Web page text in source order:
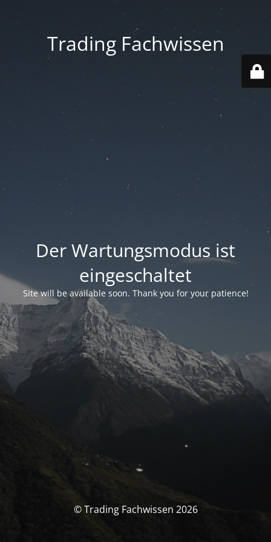
Trading Fachwissen
Der Wartungsmodus ist
eingeschaltet
Site will be available soon. Thank you for your patience!
© Trading Fachwissen 2026